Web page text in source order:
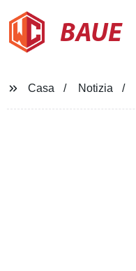
BAUE
Casa Notizia